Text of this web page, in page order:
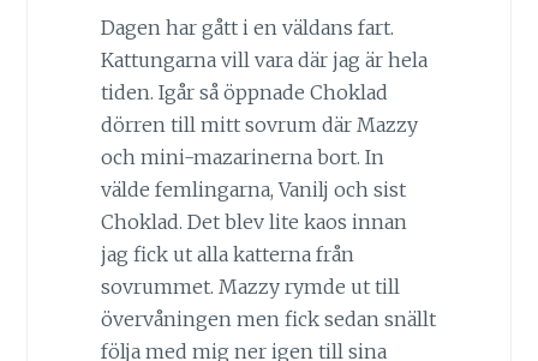
Dagen har gått i en väldans fart.
Kattungarna vill vara där jag är hela
tiden. Igår så öppnade Choklad
dörren till mitt sovrum där Mazzy
och mini-mazarinerna bort. In
välde femlingarna, Vanilj och sist
Choklad. Det blev lite kaos innan
jag fick ut alla katterna från
sovrummet. Mazzy rymde ut till
övervåningen men fick sedan snällt
följa med mig ner igen till sina